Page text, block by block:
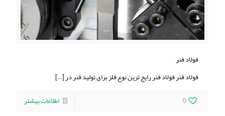
فولاد فنر
فولاد فنر فولاد فنر رایج ترین نوع فلز برای تولید فنر در[…]
0
اطلاعات بیشتر